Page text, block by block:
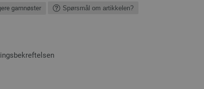
garnnøster Spørsmål om artikkelen?